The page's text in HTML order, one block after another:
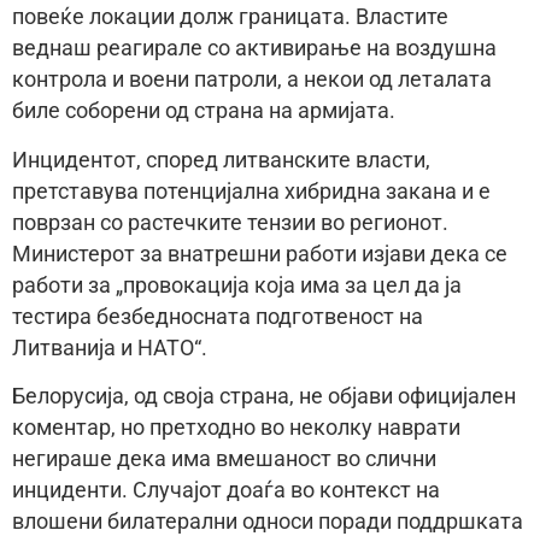
повеќе локации долж границата. Властите
веднаш реагирале со активирање на воздушна
контрола и воени патроли, а некои од леталата
биле соборени од страна на армијата.
Инцидентот, според литванските власти,
претставува потенцијална хибридна закана и е
поврзан со растечките тензии во регионот.
Министерот за внатрешни работи изјави дека се
работи за „провокација која има за цел да ја
тестира безбедносната подготвеност на
Литванија и НАТО“.
Белорусија, од своја страна, не објави официјален
коментар, но претходно во неколку наврати
негираше дека има вмешаност во слични
инциденти. Случајот доаѓа во контекст на
влошени билатерални односи поради поддршката